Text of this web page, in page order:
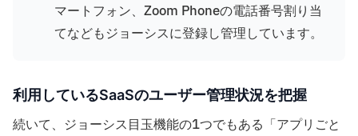
マートフォン、Zoom Phoneの電話番号割り当
てなどもジョーシスに登録し管理しています。
利用しているSaaSのユーザー管理状況を把握
続いて、ジョーシス目玉機能の1つでもある「アプリごと